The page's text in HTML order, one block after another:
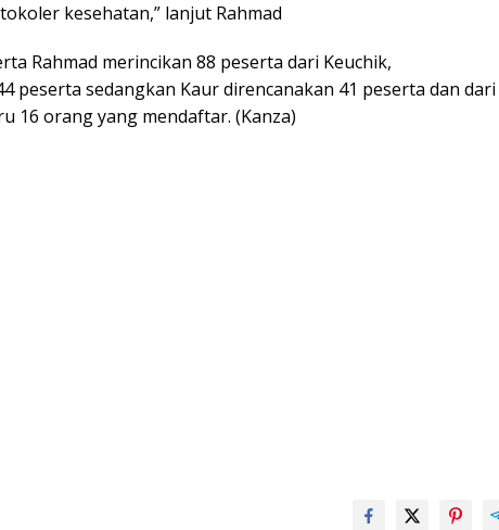
kesehatan,” lanjut Rahmad
Rahmad merincikan 88 peserta dari Keuchik,
peserta sedangkan Kaur direncanakan 41 peserta dan
16 orang yang mendaftar. (Kanza)